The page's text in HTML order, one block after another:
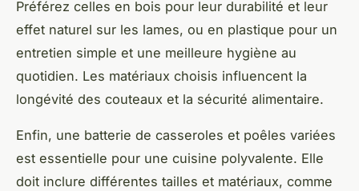
Préférez celles en bois pour leur durabilité et leur
effet naturel sur les lames, ou en plastique pour un
entretien simple et une meilleure hygiène au
quotidien. Les matériaux choisis influencent la
longévité des couteaux et la sécurité alimentaire.
Enfin, une batterie de casseroles et poêles variées
est essentielle pour une cuisine polyvalente. Elle
doit inclure différentes tailles et matériaux, comme